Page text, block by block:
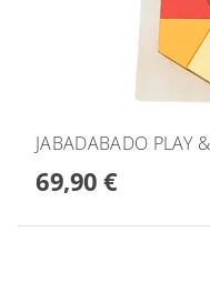
JABADABADO PLAY
69,90 €